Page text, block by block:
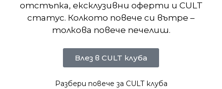
отстъпка, ексклузивни оферти и CULT
статус. Колкото повече си вътре –
толкова повече печелиш.
Влез в CULT клуба
Разбери повече за CULT клуба